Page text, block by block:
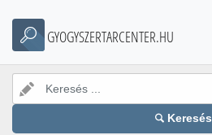
GYOGYSZERTARCENTER.HU
Keresés